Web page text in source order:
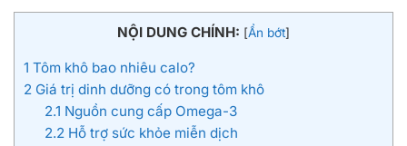
NỘI DUNG CHÍNH: [Ẩn bớt]
1 Tôm khô bao nhiêu calo?
2 Giá trị dinh dưỡng có trong tôm khô
2.1 Nguồn cung cấp Omega-3
2.2Hỗ trợ sức khỏe miễn dịch